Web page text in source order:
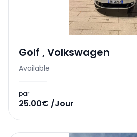
Golf ,Volkswagen
Available
par
25.00€ /Jour